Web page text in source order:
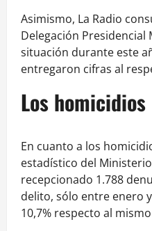
Asimismo, La Radio
Delegación
situación durante este
entregaron cifras al
Los homicidios
En cuanto a los
estadístico del
recepcionado 1.788
delito, sólo entre enero
10,7% respecto al